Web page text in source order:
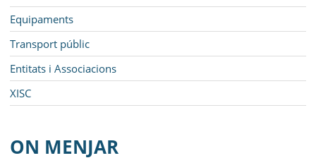
Equipaments
Transport públic
Entitats i Associacions
XISC
ON MENJAR